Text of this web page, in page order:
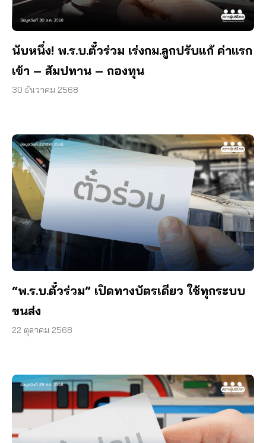
นับหนึ่ง! พ.ร.บ.ตั๋วร่วม เร่งกม.ลูกปรับแก้ ค่าแรก
เข้า – สัมปทาน – กองทุน
30 ธันวาคม 2568
“พ.ร.บ.ตั๋วร่วม” เปิดทางบัตรเดียว ใช้ทุกระบบ
ขนส่ง
22 ตุลาคม 2568